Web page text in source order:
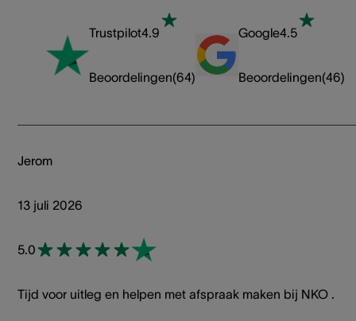
Trustpilot4.9
Beoordelingen(64)
Google4.5
Beoordelingen(46)
Jerom
13 juli 2026
5.0
Tijd voor uitleg en helpen met afspraak maken bij NKO .